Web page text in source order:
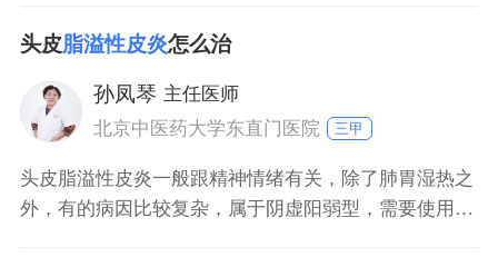
油，可使用控油力强的洗发水。如果头部脂溢性皮炎患
者合并出现真菌感染，则需使用抗真菌药物，如水杨酸
护发露。
头皮脂溢性皮炎怎么治
孙凤琴 主任医师
北京中医药大学东直门医院
三甲
头皮脂溢性皮炎一般跟精神情绪有关，除了肺胃湿热之
外，有的病因比较复杂，属于阴虚阳弱型，需要使用中